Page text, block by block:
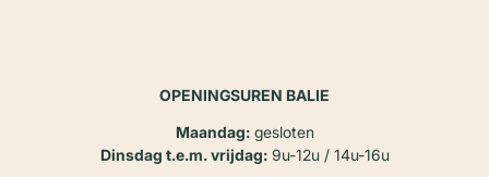
OPENINGSUREN BALIE
Maandag:gesloten
Dinsdag t.e.m. vrijdag:9u-12u / 14u-16u